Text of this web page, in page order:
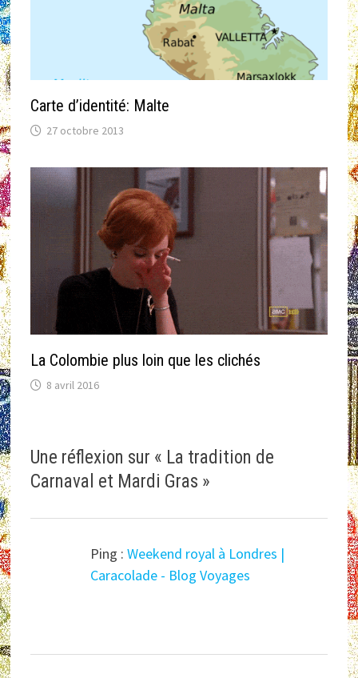
Carte d’identité: Malte
27 octobre 2013
La Colombie plus loin que les clichés
8 avril 2016
Une réflexion sur « La tradition de
Carnaval et Mardi Gras »
Ping :Weekend royal à Londres |
Caracolade - Blog Voyages